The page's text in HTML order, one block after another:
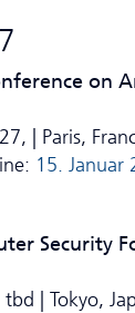
on
| Paris,
15. Januar
Security
| Tokyo,